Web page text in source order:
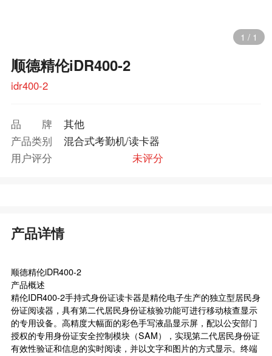
1 / 1
顺德精伦iDR400-2
idr400-2
品牌
其他
产品类别
混合式考勤机/读卡器
用户评分
未评分
产品详情
顺德精伦iDR400-2
产品概述
精伦IDR400-2手持式身份证读卡器是精伦电子生产的独立型居民身
份证阅读器，具有第二代居民身份证核验功能可进行移动核查显示
的专用设备。高精度大幅面的彩色手写液晶显示屏，配以公安部门
授权的专用身份证安全控制模块（SAM），实现第二代居民身份证
有效性验证和信息的实时阅读，并以文字和图片的方式显示。终端